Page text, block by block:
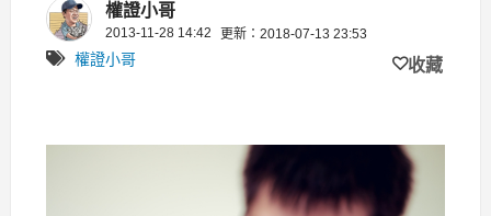
權證小哥
2013-11-28 14:42 更新：2018-07-13 23:53
權證小哥 收藏